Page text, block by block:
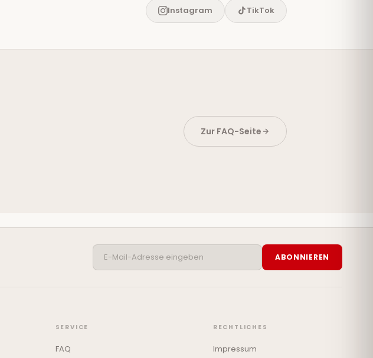
Instagram TikTok
Zur FAQ-Seite
ABONNIEREN
SERVICE
FAQ
RECHTLICHES
Impressum